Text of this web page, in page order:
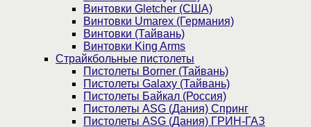
Винтовки Gletcher (США)
Винтовки Umarex (Германия)
Винтовки (Тайвань)
Винтовки King Arms
Страйкбольные пистолеты
Пистолеты Borner (Тайвань)
Пистолеты Galaxy (Тайвань)
Пистолеты Байкал (Россия)
Пистолеты ASG (Дания) Спринг
Пистолеты ASG (Дания) ГРИН-ГАЗ